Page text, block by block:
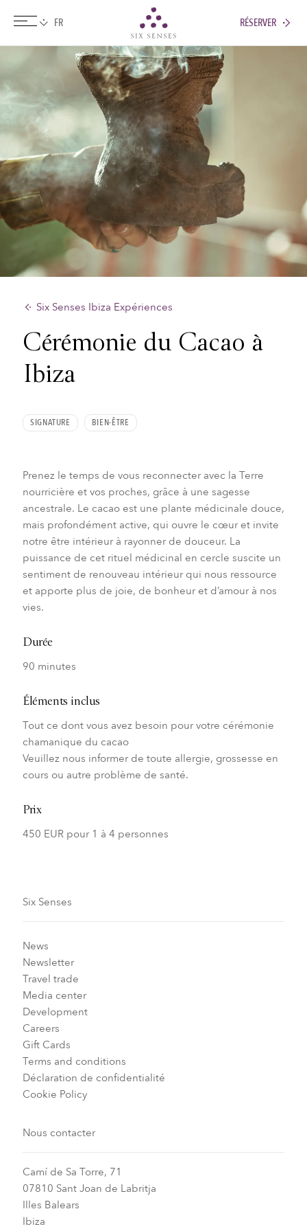
RÉSERVER
Six Senses Ibiza Expériences
Cérémonie du Cacao à
Ibiza
SIGNATURE BIEN-ÊTRE
Prenez le temps de vous reconnecter avec la Terre
nourricière et vos proches, grâce à une sagesse
ancestrale. Le cacao est une plante médicinale douce,
mais profondément active, qui ouvre le cœur et invite
notre être intérieur à rayonner de douceur. La
puissance de cet rituel médicinal en cercle suscite un
sentiment de renouveau intérieur qui nous ressource
et apporte plus de joie, de bonheur et d’amour à nos
vies.
Durée
90 minutes
Éléments inclus
Tout ce dont vous avez besoin pour votre cérémonie
chamanique du cacao
Veuillez nous informer de toute allergie, grossesse en
cours ou autre problème de santé.
Prix
450 EUR pour 1 à 4 personnes
Six Senses
News
Newsletter
Travel trade
Media center
Development
Careers
Gift Cards
Terms and conditions
Déclaration de confidentialité
Cookie Policy
Nous contacter
Camí de Sa Torre, 71
07810 Sant Joan de Labritja
Illes Balears
Ibiza